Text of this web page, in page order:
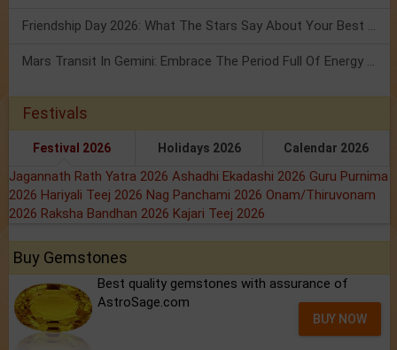
Friendship Day 2026: What The Stars Say About Your Best Friend!
Mars Transit In Gemini: Embrace The Period Full Of Energy & Intelligence
Festivals
Festival 2026 Holidays 2026 Calendar 2026
Jagannath Rath Yatra 2026 Ashadhi Ekadashi 2026 Guru Purnima
2026 Hariyali Teej 2026 Nag Panchami 2026 Onam/Thiruvonam
2026 Raksha Bandhan 2026 Kajari Teej 2026
Buy Gemstones
Best quality gemstones with assurance of
AstroSage.com
BUY NOW